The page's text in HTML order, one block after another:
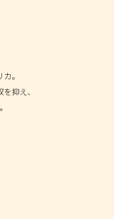
。
抑え、